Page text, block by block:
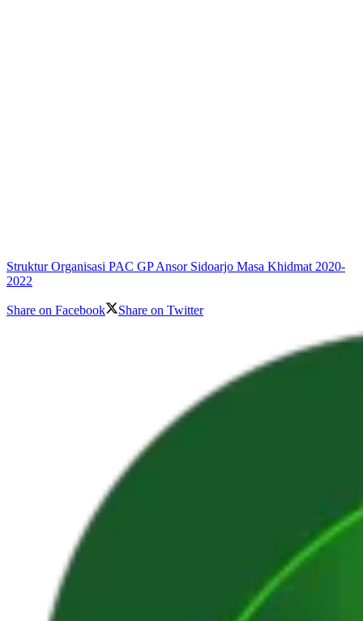
Struktur Organisasi PAC GP Ansor Sidoarjo Masa Khidmat 2020-
2022
Share on Facebook Share on Twitter